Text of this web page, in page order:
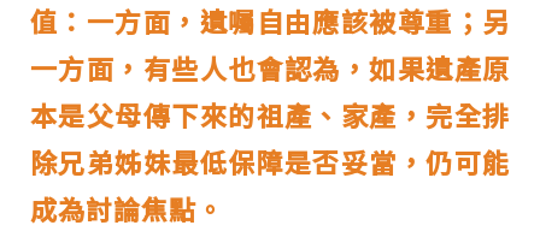
值：一方面，遺囑自由應該被尊重；另
一方面，有些人也會認為，如果遺產原
本是父母傳下來的祖產、家產，完全排
除兄弟姊妹最低保障是否妥當，仍可能
成為討論焦點。